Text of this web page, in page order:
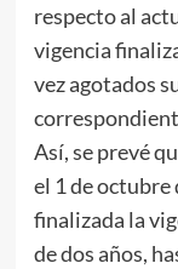
respecto al
vigencia
vez agotados
Así, se prevé
el 1 de octubre
finalizada la
de dos años,